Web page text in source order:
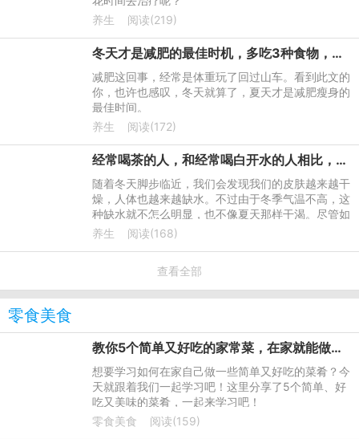
养生
阅读(219)
冬天才是减肥的最佳时机，多吃3种食物，让减肥变得更高效
减肥这回事，经常是体重玩了回过山车。看到此文的
你，也许也感叹，冬天就算了，夏天才是减肥瘦身的
最佳时间。
养生
阅读(172)
经常喝茶的人，和经常喝白开水的人相比，哪类人的身体更健康？
随着冬天脚步临近，我们会发现我们的皮肤越来越干
燥，人体也越来越缺水。不过由于冬季气温不高，这
种缺水就不怎么明显，也不像夏天那样干渴。尽管如
此，我们还是要及时为身体补充水分，这样皮肤才不
养生 阅读(168)
查看全部
零食美食
教你5个简单又好吃的家常菜，在家就能做出美味的菜肴
想要学习如何在家自己做一些简单又好吃的菜肴？今
天就跟着我们一起学习吧！这里分享了5个简单、好
吃又美味的菜肴，一起来学习吧！
零食美食
阅读(159)